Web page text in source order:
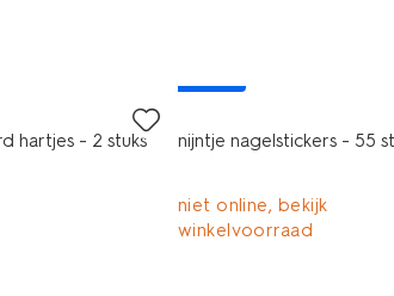
hartjes - 2 stuks nijntje nagelstickers - 55
niet online, bekijk
winkelvoorraad